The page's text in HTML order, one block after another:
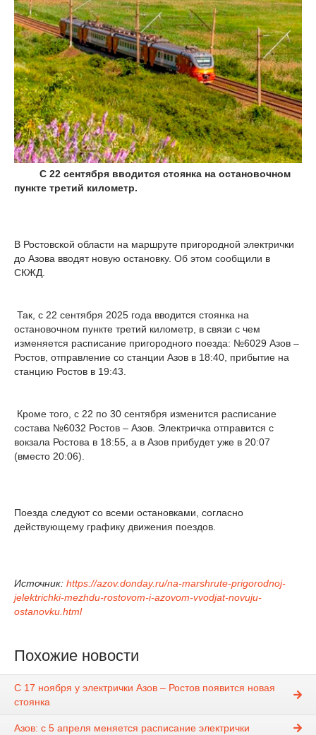
С 22 сентября вводится стоянка на остановочном
пункте третий километр.
В Ростовской области на маршруте пригородной электрички
до Азова вводят новую остановку. Об этом сообщили в
СКЖД.
Так, с 22 сентября 2025 года вводится стоянка на
остановочном пункте третий километр, в связи с чем
изменяется расписание пригородного поезда: №6029 Азов –
Ростов, отправление со станции Азов в 18:40, прибытие на
станцию Ростов в 19:43.
Кроме того, с 22 по 30 сентября изменится расписание
состава №6032 Ростов – Азов. Электричка отправится с
вокзала Ростова в 18:55, а в Азов прибудет уже в 20:07
(вместо 20:06).
Поезда следуют со всеми остановками, согласно
действующему графику движения поездов.
Источник: https://azov.donday.ru/na-marshrute-prigorodnoj-
jelektrichki-mezhdu-rostovom-i-azovom-vvodjat-novuju-
ostanovku.html
Похожие новости
С 17 ноября у электрички Азов – Ростов появится новая
стоянка
Азов: с 5 апреля меняется расписание электрички